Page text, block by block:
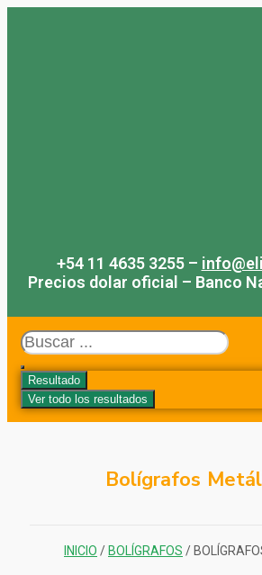
+54 11 4635 3255 –
Precios dolar oficial – Banco
Search
...
Resultado
Ver todo los resultados
Bolígrafos
INICIO /BOLÍGRAFOS /